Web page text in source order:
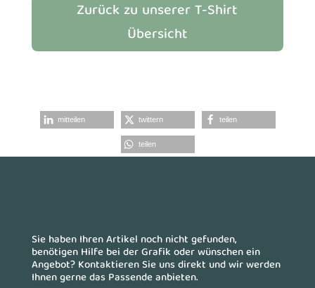
Zurück zu unserer T-Shirt
Übersicht
mitteilen twittern teilen
teilen
Sie haben Ihren Artikel noch nicht gefunden,
benötigen Hilfe bei der Grafik oder wünschen ein
Angebot? Kontaktieren Sie uns direkt und wir werden
Ihnen gerne das Passende anbieten.